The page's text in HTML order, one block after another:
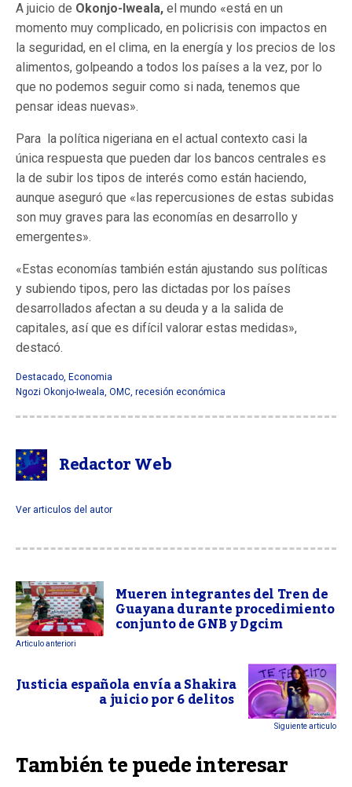
A juicio de Okonjo-Iweala, el mundo «está en un
momento muy complicado, en policrisis con impactos en
la seguridad, en el clima, en la energía y los precios de los
alimentos, golpeando a todos los países a la vez, por lo
que no podemos seguir como si nada, tenemos que
pensar ideas nuevas».
Para la política nigeriana en el actual contexto casi la
única respuesta que pueden dar los bancos centrales es
la de subir los tipos de interés como están haciendo,
aunque aseguró que «las repercusiones de estas subidas
son muy graves para las economías en desarrollo y
emergentes».
«Estas economías también están ajustando sus políticas
y subiendo tipos, pero las dictadas por los países
desarrollados afectan a su deuda y a la salida de
capitales, así que es difícil valorar estas medidas»,
destacó.
Destacado, Economia
Ngozi Okonjo-Iweala, OMC, recesión económica
Redactor Web
Ver articulos del autor
Mueren integrantes del Tren de
Guayana durante procedimiento
conjunto de GNB y Dgcim
Articulo anteriori
Justicia española envía a Shakira
a juicio por 6 delitos
Siguiente articulo
También te puede interesar